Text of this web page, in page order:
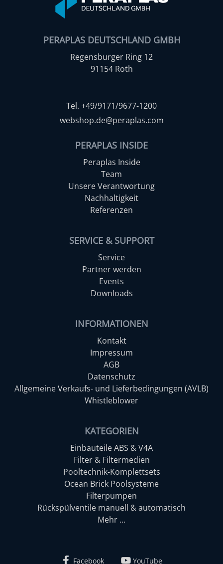
PERAPLAS DEUTSCHLAND GMBH
Regensburger Ring 12
91154 Roth
Tel. +49/9171/9677-1200
webshop.de@peraplas.com
PERAPLAS INSIDE
Peraplas Inside
Team
Unsere Verantwortung
Nachhaltigkeit
Referenzen
SERVICE & SUPPORT
Service
Partner werden
Events
Downloads
INFORMATIONEN
Kontakt
Impressum
AGB
Datenschutz
Allgemeine Verkaufs- und Lieferbedingungen (AVLB)
Whistleblower
KATEGORIEN
Einbauteile ABS & V4A
Filter & Filtermedien
Pooltechnik-Komplettsets
Ocean Brick Poolsysteme
Filterpumpen
Rückspülventile manuell & automatisch
Mehr ...
Facebook YouTube